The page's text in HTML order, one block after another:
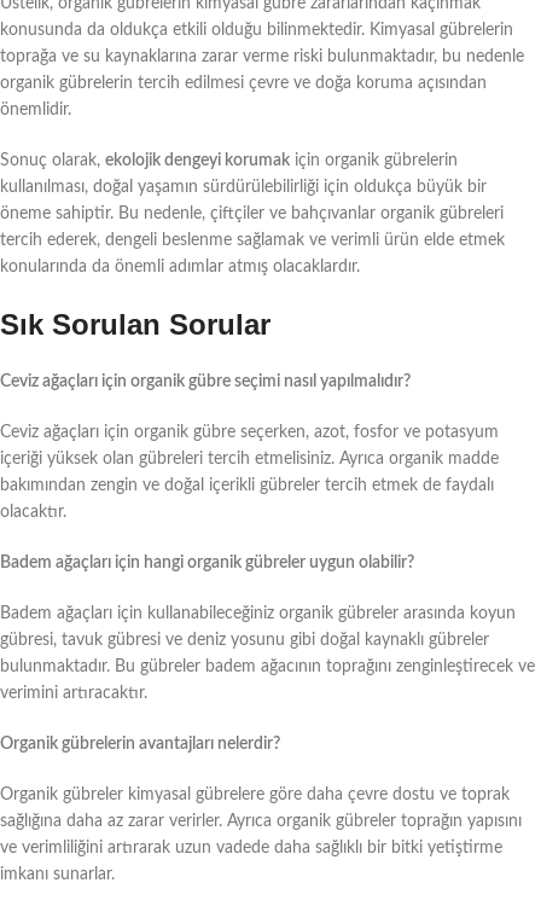
Üstelik, organik gübrelerin kimyasal gübre zararlarından kaçınmak
konusunda da oldukça etkili olduğu bilinmektedir. Kimyasal gübrelerin
toprağa ve su kaynaklarına zarar verme riski bulunmaktadır, bu nedenle
organik gübrelerin tercih edilmesi çevre ve doğa koruma açısından
önemlidir.
Sonuç olarak, ekolojik dengeyi korumak için organik gübrelerin
kullanılması, doğal yaşamın sürdürülebilirliği için oldukça büyük bir
öneme sahiptir. Bu nedenle, çiftçiler ve bahçıvanlar organik gübreleri
tercih ederek, dengeli beslenme sağlamak ve verimli ürün elde etmek
konularında da önemli adımlar atmış olacaklardır.
Sık Sorulan Sorular
Ceviz ağaçları için organik gübre seçimi nasıl yapılmalıdır?
Ceviz ağaçları için organik gübre seçerken, azot, fosfor ve potasyum
içeriği yüksek olan gübreleri tercih etmelisiniz. Ayrıca organik madde
bakımından zengin ve doğal içerikli gübreler tercih etmek de faydalı
olacaktır.
Badem ağaçları için hangi organik gübreler uygun olabilir?
Badem ağaçları için kullanabileceğiniz organik gübreler arasında koyun
gübresi, tavuk gübresi ve deniz yosunu gibi doğal kaynaklı gübreler
bulunmaktadır. Bu gübreler badem ağacının toprağını zenginleştirecek ve
verimini artıracaktır.
Organik gübrelerin avantajları nelerdir?
Organik gübreler kimyasal gübrelere göre daha çevre dostu ve toprak
sağlığına daha az zarar verirler. Ayrıca organik gübreler toprağın yapısını
ve verimliliğini artırarak uzun vadede daha sağlıklı bir bitki yetiştirme
imkanı sunarlar.